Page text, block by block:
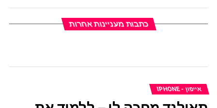
כתבות מעניינות אחרות
אייפון - IPHONE